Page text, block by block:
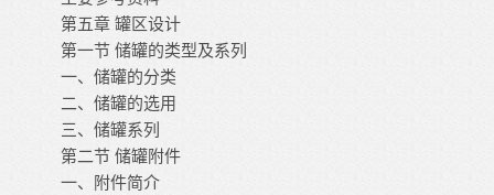
第五章 罐区设计
第一节 储罐的类型及系列
一、储罐的分类
二、储罐的选用
三、储罐系列
第二节 储罐附件
一、附件简介